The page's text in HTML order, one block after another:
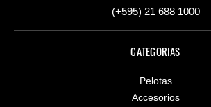
(+595) 21 688 1000
CATEGORIAS
Pelotas
Accesorios